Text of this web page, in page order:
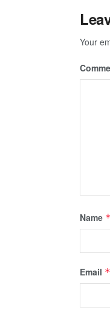
Your
Name *
Email *